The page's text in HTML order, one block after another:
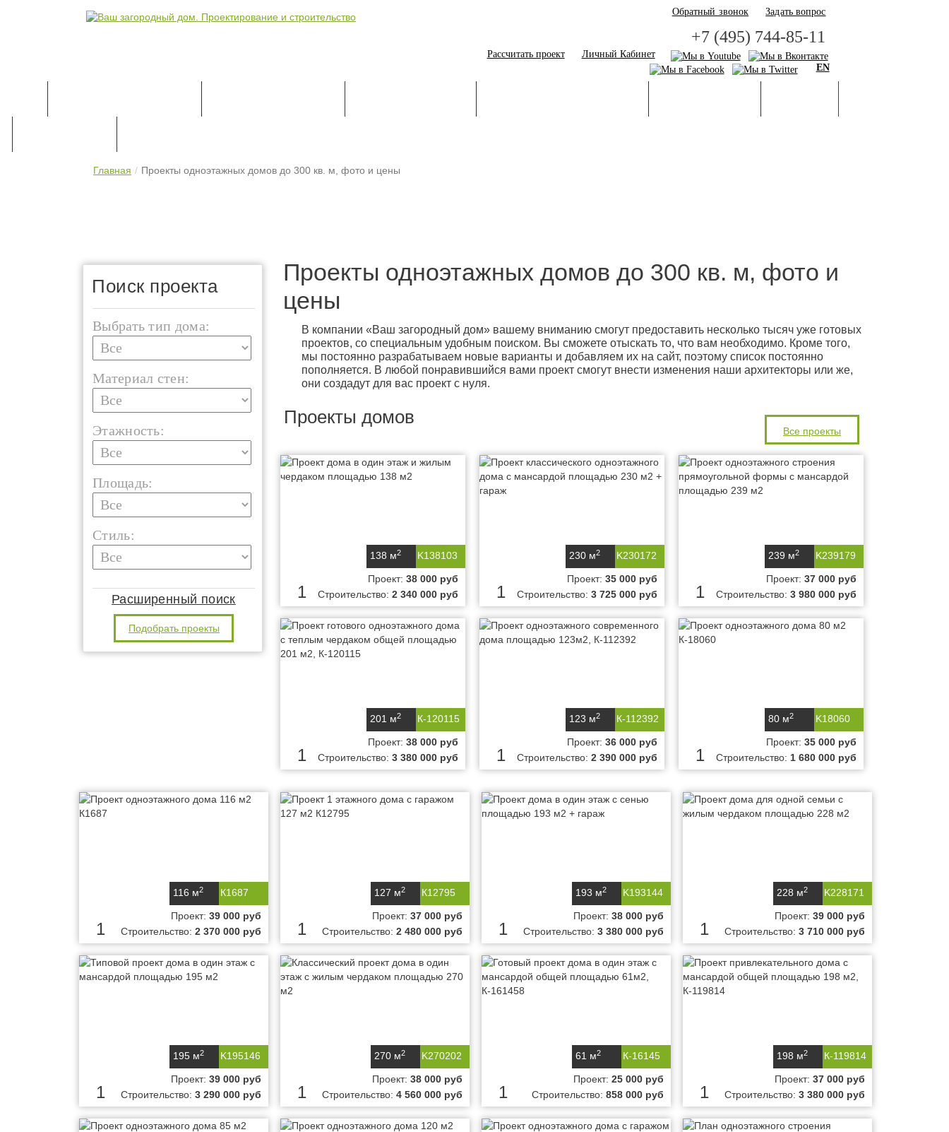
Обратный звонок Задать вопрос
+7 (495) 744-85-11
Рассчитать проект
Личный Кабинет
EN
Главная Проекты одноэтажных домов до 300 кв. м, фото и цены
Поиск проекта
Выбрать тип дома:
Материал стен:
Этажность:
Площадь:
Стиль:
Расширенный поиск
Подобрать проекты
Проекты одноэтажных домов до 300 кв. м, фото и
цены
В компании «Ваш загородный дом» вашему вниманию смогут предоставить несколько тысяч уже готовых
проектов, со специальным удобным поиском. Вы сможете отыскать то, что вам необходимо. Кроме того,
мы постоянно разрабатываем новые варианты и добавляем их на сайт, поэтому список постоянно
пополняется. В любой понравившийся вами проект смогут внести изменения наши архитекторы или же,
они создадут для вас проект с нуля.
Проекты домов
Все проекты
K138103
138 м2
1
Проект:38 000 руб
Строительство:2 340 000 руб
K230172
230 м2
1
Проект:35 000 руб
Строительство:3 725 000 руб
K239179
239 м2
1
Проект:37 000 руб
Строительство:3 980 000 руб
К-120115
201 м2
1
Проект:38 000 руб
Строительство:3 380 000 руб
К-112392
123 м2
1
Проект:36 000 руб
Строительство:2 390 000 руб
K18060
80 м2
1
Проект:35 000 руб
Строительство: 1 680 000 руб
К1687
116 м2
1
Проект: 39 000 руб
Строительство: 2 370 000 руб
К12795
127 м2
1
Проект: 37 000 руб
Строительство: 2 480 000 руб
K193144
193 м2
1
Проект: 38 000 руб
Строительство: 3 380 000 руб
K228171
228 м2
1
Проект: 39 000 руб
Строительство: 3 710 000 руб
K195146
195 м2
1
Проект: 39 000 руб
Строительство: 3 290 000 руб
K270202
270 м2
1
Проект: 38 000 руб
Строительство: 4 560 000 руб
К-16145
61 м2
1
Проект: 25 000 руб
Строительство: 858 000 руб
К-119814
198 м2
1
Проект: 37 000 руб
Строительство: 3 380 000 руб